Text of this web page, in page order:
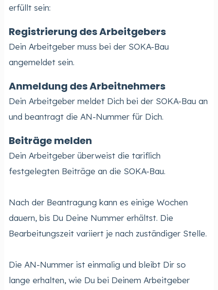
erfüllt sein:
Registrierung des Arbeitgebers
Dein Arbeitgeber muss bei der SOKA-Bau
angemeldet sein.
Anmeldung des Arbeitnehmers
Dein Arbeitgeber meldet Dich bei der SOKA-Bau an
und beantragt die AN-Nummer für Dich.
Beiträge melden
Dein Arbeitgeber überweist die tariflich
festgelegten Beiträge an die SOKA-Bau.
Nach der Beantragung kann es einige Wochen
dauern, bis Du Deine Nummer erhältst. Die
Bearbeitungszeit variiert je nach zuständiger Stelle.
Die AN-Nummer ist einmalig und bleibt Dir so
lange erhalten, wie Du bei Deinem Arbeitgeber